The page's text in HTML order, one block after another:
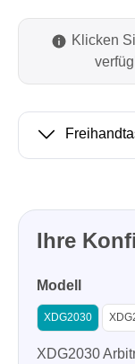
Klicken
Ihre
Modell
XDG2030
XDG2030